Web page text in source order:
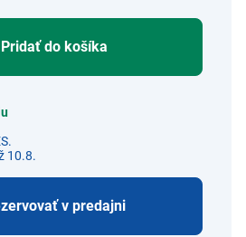
Pridať do košíka
10.8.
v predajni